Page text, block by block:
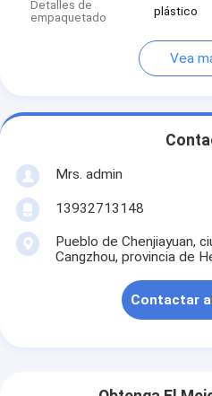
Detalles de
empaquetado
plástico
Vea
Mrs. admin
13932713148
Pueblo de Chenjiayuan,
Cangzhou, provincia de
Contactar